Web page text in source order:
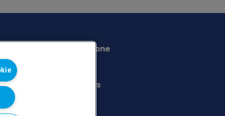
Politica sulla protezione
dei dati e la privacy
Disclaimer
Terms and Conditions
and Legal Notice
Sitemap